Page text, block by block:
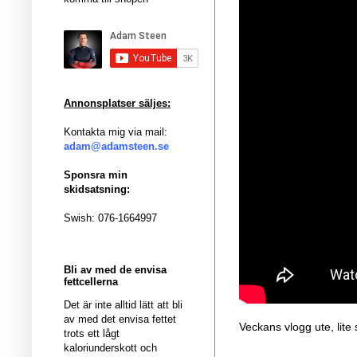
Veckans vlogg ute, lite
Annonsplatser säljes:
Kontakta mig via mail:
adam@adamsteen.se
Sponsra min
skidsatsning:
Swish: 076-1664997
Bli av med de envisa
fettcellerna
Det är inte alltid lätt att bli
av med det envisa fettet
trots ett lågt
kaloriunderskott och